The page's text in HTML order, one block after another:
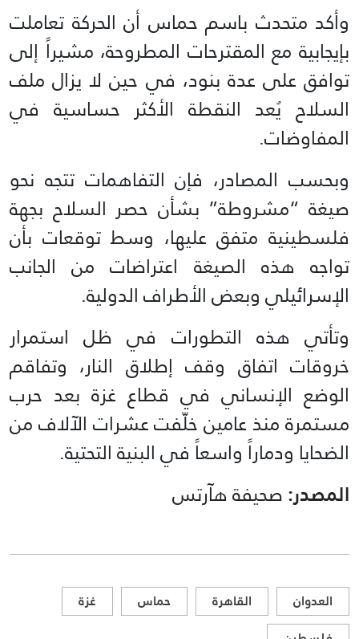
وأكد متحدث باسم حماس أن الحركة تعاملت
بإيجابية مع المقترحات المطروحة، مشيراً إلى
توافق على عدة بنود، في حين لا يزال ملف
السلاح يُعد النقطة الأكثر حساسية في
المفاوضات.
وبحسب المصادر، فإن التفاهمات تتجه نحو
صيغة “مشروطة” بشأن حصر السلاح بجهة
فلسطينية متفق عليها، وسط توقعات بأن
تواجه هذه الصيغة اعتراضات من الجانب
الإسرائيلي وبعض الأطراف الدولية.
وتأتي هذه التطورات في ظل استمرار
خروقات اتفاق وقف إطلاق النار، وتفاقم
الوضع الإنساني في قطاع غزة بعد حرب
مستمرة منذ عامين خلّفت عشرات الآلاف من
الضحايا ودماراً واسعاً في البنية التحتية.
المصدر:صحيفة هآرتس
العدوان القاهرة حماس
غزة